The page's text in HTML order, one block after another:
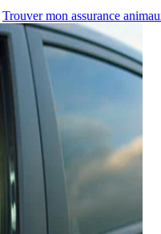
Trouver mon assurance